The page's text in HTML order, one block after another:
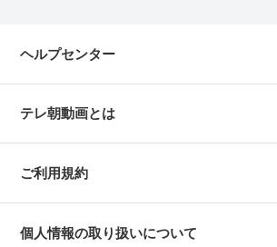
ヘルプセンター
テレ朝動画とは
ご利用規約
個人情報の取り扱いについて